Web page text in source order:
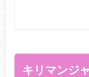
キリマンジ